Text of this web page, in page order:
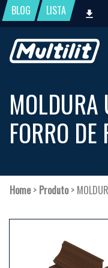
BLOG LISTA
MOLDURA
FORRO DE
Home> Produto>